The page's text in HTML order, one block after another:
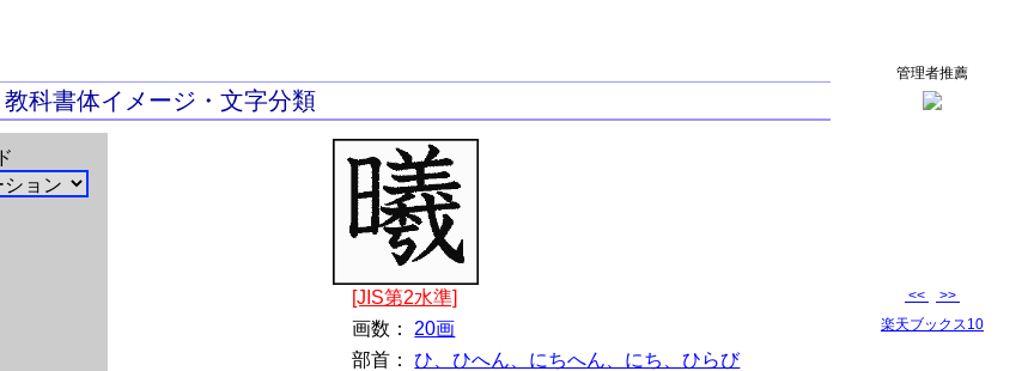
科書体イメージ・文字分類
[JIS第2水準]
画数： 20画
部首：ひ、ひへん、にちへん、にち、ひらび
管理者推薦
<<
>>
楽天ブックス10